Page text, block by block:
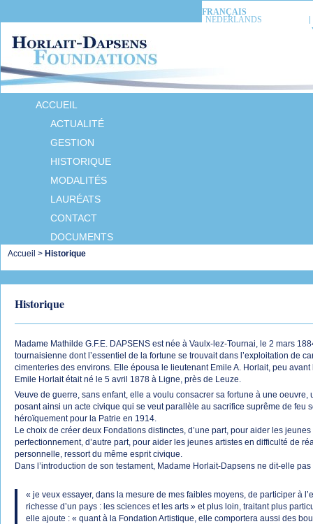
FRANÇAIS
NEDERLANDS
ACCUEIL
ACTUALITÉ
GESTION
HISTORIQUE
MODALITÉS
LAURÉATS
CONTACT
DOCUMENTS
Accueil > Historique
Historique
Madame Mathilde G.F.E. DAPSENS est née à Vaulx-lez-Tournai, le 2 mars
tournaisienne dont l’essentiel de la fortune se trouvait dans l’exploitation de
cimenteries des environs. Elle épousa le lieutenant Emile A. Horlait, peu
Emile Horlait était né le 5 avril 1878 à Ligne, près de Leuze.
Veuve de guerre, sans enfant, elle a voulu consacrer sa fortune à une oeuvre,
posant ainsi un acte civique qui se veut parallèle au sacrifice suprême de feu
héroïquement pour la Patrie en 1914.
Le choix de créer deux Fondations distinctes, d’une part, pour aider les
perfectionnement, d’autre part, pour aider les jeunes artistes en difficulté de
personnelle, ressort du même esprit civique.
Dans l’introduction de son testament, Madame Horlait-Dapsens ne dit-elle pas
« je veux essayer, dans la mesure de mes faibles moyens, de participer à
richesse d’un pays : les sciences et les arts » et plus loin, traitant plus
elle ajoute : « quant à la Fondation Artistique, elle comportera aussi des